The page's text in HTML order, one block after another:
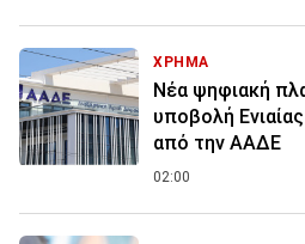
ΧΡΗΜΑ
Νέα ψηφιακή
υποβολή
από την ΑΑΔΕ
02:00